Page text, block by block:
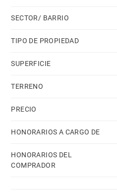
SECTOR/ BARRIO
TIPO DE PROPIEDAD
SUPERFICIE
TERRENO
PRECIO
HONORARIOS A CARGO DE
HONORARIOS DEL
COMPRADOR